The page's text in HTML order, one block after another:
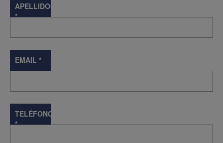
APELLIDOS
*
EMAIL *
TELÉFONO
*